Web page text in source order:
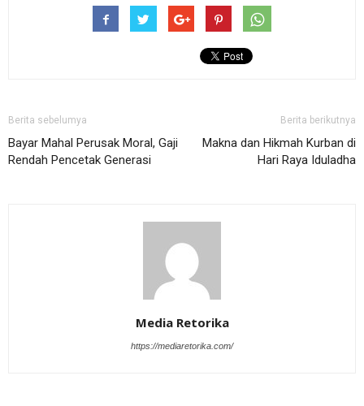
Berita sebelumya
Bayar Mahal Perusak Moral, Gaji
Rendah Pencetak Generasi
Berita berikutnya
Makna dan Hikmah Kurban di
Hari Raya Iduladha
Media Retorika
https://mediaretorika.com/